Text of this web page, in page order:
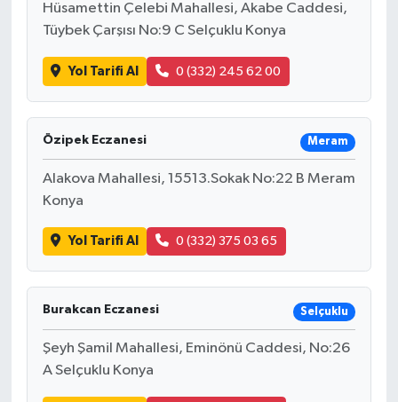
Hüsamettin Çelebi Mahallesi, Akabe Caddesi,
Tüybek Çarşısı No:9 C Selçuklu Konya
Yol Tarifi Al 0 (332) 245 62 00
Özipek Eczanesi Meram
Alakova Mahallesi, 15513.Sokak No:22 B Meram
Konya
Yol Tarifi Al 0 (332) 375 03 65
Burakcan Eczanesi Selçuklu
Şeyh Şamil Mahallesi, Eminönü Caddesi, No:26
A Selçuklu Konya